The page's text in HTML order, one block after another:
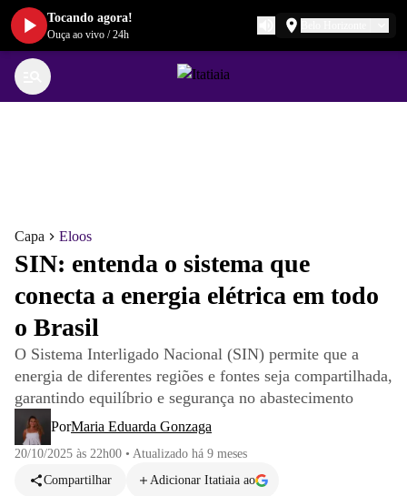
Capa Eloos
SIN: entenda o sistema que
conecta a energia elétrica em todo
o Brasil
O Sistema Interligado Nacional (SIN) permite que a
energia de diferentes regiões e fontes seja compartilhada,
garantindo equilíbrio e segurança no abastecimento
PorMaria Eduarda Gonzaga
20/10/2025 às 22h00 • Atualizado há 9 meses
Compartilhar
Adicionar Itatiaia ao
Tocando agora!
Ouça ao vivo /24h